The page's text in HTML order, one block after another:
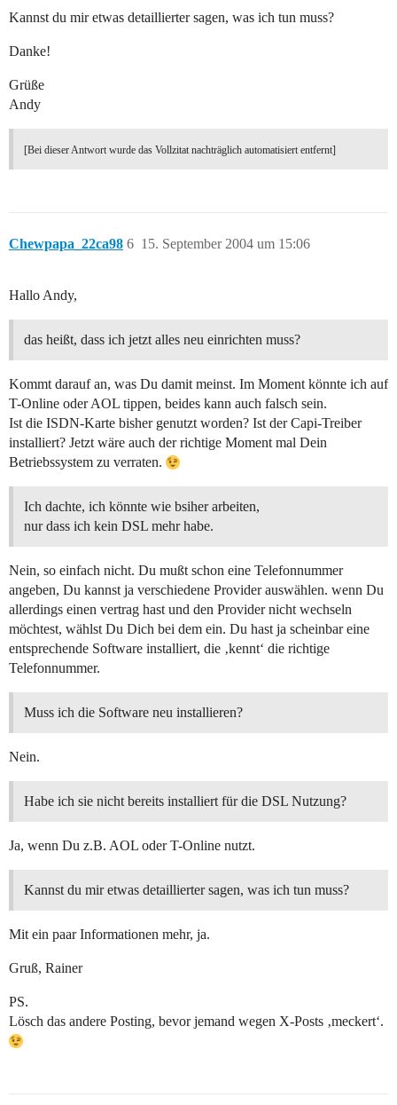
Kannst du mir etwas detaillierter sagen, was ich tun muss?
Danke!
Grüße
Andy
[Bei dieser Antwort wurde das Vollzitat nachträglich automatisiert entfernt]
Chewpapa_22ca98 15. September 2004 um 15:06
6
Hallo Andy,
das heißt, dass ich jetzt alles neu einrichten muss?
Kommt darauf an, was Du damit meinst. Im Moment könnte ich auf
T-Online oder AOL tippen, beides kann auch falsch sein.
Ist die ISDN-Karte bisher genutzt worden? Ist der Capi-Treiber
installiert? Jetzt wäre auch der richtige Moment mal Dein
Betriebssystem zu verraten.
Ich dachte, ich könnte wie bsiher arbeiten,
nur dass ich kein DSL mehr habe.
Nein, so einfach nicht. Du mußt schon eine Telefonnummer
angeben, Du kannst ja verschiedene Provider auswählen. wenn Du
allerdings einen vertrag hast und den Provider nicht wechseln
möchtest, wählst Du Dich bei dem ein. Du hast ja scheinbar eine
entsprechende Software installiert, die ‚kennt‘ die richtige
Telefonnummer.
Muss ich die Software neu installieren?
Nein.
Habe ich sie nicht bereits installiert für die DSL Nutzung?
Ja, wenn Du z.B. AOL oder T-Online nutzt.
Kannst du mir etwas detaillierter sagen, was ich tun muss?
Mit ein paar Informationen mehr, ja.
Gruß, Rainer
PS.
Lösch das andere Posting, bevor jemand wegen X-Posts ‚meckert‘.